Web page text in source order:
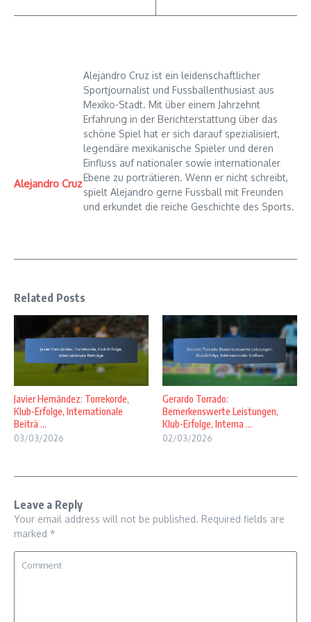
Alejandro Cruz
Alejandro Cruz ist ein leidenschaftlicher
Sportjournalist und Fussballenthusiast aus
Mexiko-Stadt. Mit über einem Jahrzehnt
Erfahrung in der Berichterstattung über das
schöne Spiel hat er sich darauf spezialisiert,
legendäre mexikanische Spieler und deren
Einfluss auf nationaler sowie internationaler
Ebene zu porträtieren. Wenn er nicht schreibt,
spielt Alejandro gerne Fussball mit Freunden
und erkundet die reiche Geschichte des Sports.
Related Posts
Javier Hernández: Torrekorde,
Klub-Erfolge, Internationale
Beiträ ...
03/03/2026
Gerardo Torrado:
Bemerkenswerte Leistungen,
Klub-Erfolge, Interna ...
02/03/2026
Leave a Reply
Your email address will not be published. Required fields are
marked *